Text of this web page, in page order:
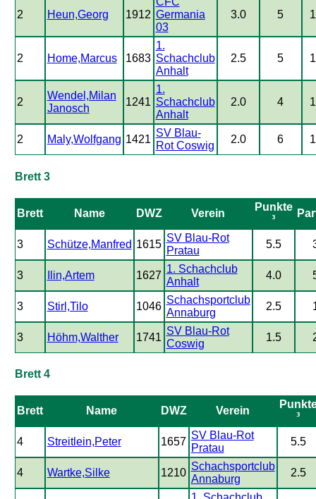
2 Heun,Georg 1912 Germania
03
3.0 5
2 Home,Marcus 1683
1.
Schachclub
Anhalt
2.5 5
2
Wendel,Milan
Janosch
1241
1.
Schachclub
Anhalt
2.0 4
2 Maly,Wolfgang 1421
SV Blau-
Rot Coswig
2.0 6
Brett 3
Brett Name DWZ Verein
Punkte
³
3 Schütze,Manfred 1615
SV Blau-Rot
Pratau
5.5
3 Ilin,Artem 1627
1. Schachclub
Anhalt
4.0
3 Stirl,Tilo 1046
Schachsportclub
Annaburg
2.5
3 Höhm,Walther 1741
SV Blau-Rot
Coswig
1.5
Brett 4
Brett Name DWZ Verein
³
4 Streitlein,Peter 1657
SV Blau-Rot
Pratau
5.5
4 Wartke,Silke 1210
Schachsportclub
Annaburg
2.5